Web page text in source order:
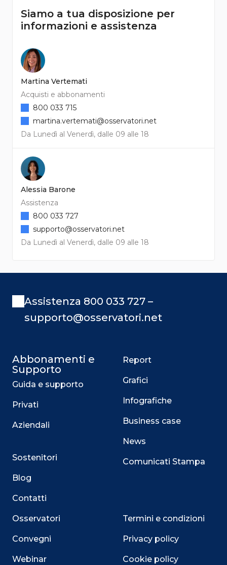
Siamo a tua disposizione per
informazioni e assistenza
Martina Vertemati
Acquisti e abbonamenti
Da Lunedì al Venerdì, dalle 09 alle 18
800 033 715
martina.vertemati@osservatori.net
Alessia Barone
Assistenza
Da Lunedì al Venerdì, dalle 09 alle 18
800 033 727
supporto@osservatori.net
Assistenza 800 033 727 –
supporto@osservatori.net
Abbonamenti e
Supporto
Guida e supporto
Privati
Aziendali
Sostenitori
Blog
Contatti
Osservatori
Convegni
Webinar
Report
Grafici
Infografiche
Business case
News
Comunicati Stampa
Termini e condizioni
Privacy policy
Cookie policy